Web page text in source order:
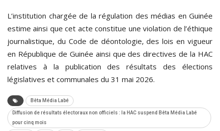
L’institution chargée de la régulation des médias en Guinée
estime ainsi que cet acte constitue une violation de l’éthique
journalistique, du Code de déontologie, des lois en vigueur
en République de Guinée ainsi que des directives de la HAC
relatives à la publication des résultats des élections
législatives et communales du 31 mai 2026.
Bêta Média Labé
Diffusion de résultats électoraux non officiels : la HAC suspend Bêta Média Labé
pour cinq mois